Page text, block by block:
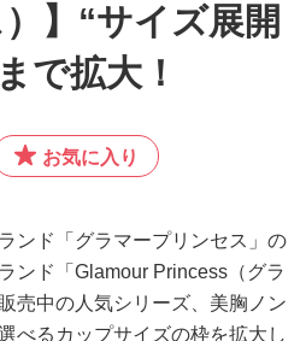
】“サイズ展開
で拡大！
お気に入り
ンド「グラマープリンセス」の
ンド「Glamour Princess（グラ
売中の人気シリーズ、美胸ノン
べるカップサイズの枠を拡大し